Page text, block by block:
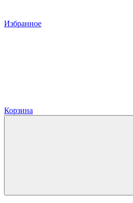
Избранное
Корзина